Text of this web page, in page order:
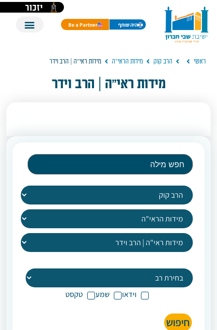
יזכור
היה שותף Be a Partner
ראשי הרב קוק מידות הראי"ה מידות ראי"ה | הרב וידר
מידות ראי"ה | הרב וידר
וידאו שמע טקסט
חיפוש